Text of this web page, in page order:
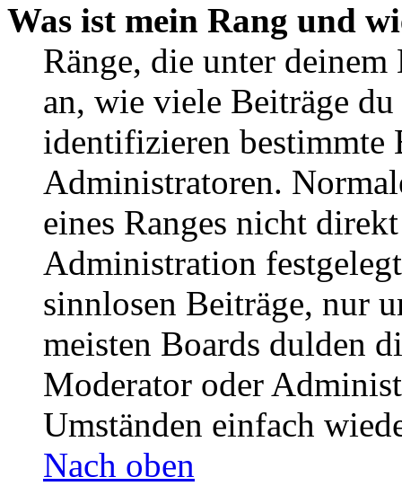
Was ist mein Rang und
Ränge, die unter deinem
an, wie viele Beiträge
identifizieren bestimmte
Administratoren.
eines Ranges nicht
Administration
sinnlosen Beiträge, nur
meisten Boards dulden
Moderator oder
Umständen einfach
Nach oben